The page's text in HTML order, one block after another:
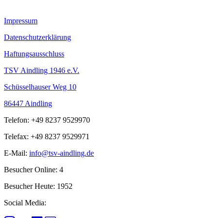
Impressum
Datenschutzerklärung
Haftungsausschluss
TSV Aindling 1946 e.V.
Schüsselhauser Weg 10
86447 Aindling
Telefon: +49 8237 9529970
Telefax: +49 8237 9529971
E-Mail: info@tsv-aindling.de
Besucher Online: 4
Besucher Heute: 1952
Social Media: